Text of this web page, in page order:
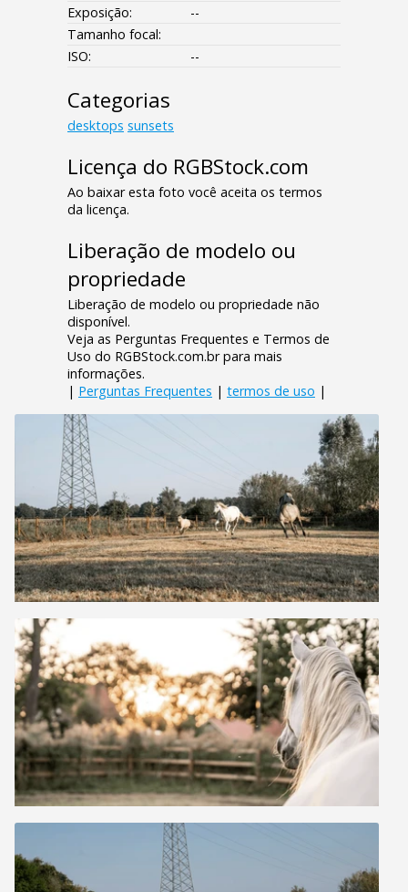
Exposição:
--
Tamanho focal:
ISO:
--
Categorias
desktops sunsets
Licença do RGBStock.com
Ao baixar esta foto você aceita os termos
da licença.
Liberação de modelo ou
propriedade
Liberação de modelo ou propriedade não
disponível.
Veja as Perguntas Frequentes e Termos de
Uso do RGBStock.com.br para mais
informações.
| Perguntas Frequentes | termos de uso |